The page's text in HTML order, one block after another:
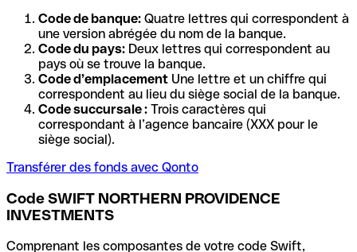
Code de banque: Quatre lettres qui correspondent à
une version abrégée du nom de la banque.
Code du pays: Deux lettres qui correspondent au
pays où se trouve la banque.
Code d’emplacement Une lettre et un chiffre qui
correspondent au lieu du siège social de la banque.
Code succursale : Trois caractères qui
correspondant à l’agence bancaire (XXX pour le
siège social).
Transférer des fonds avec Qonto
Code SWIFT NORTHERN PROVIDENCE
INVESTMENTS
Comprenant les composantes de votre code Swift,